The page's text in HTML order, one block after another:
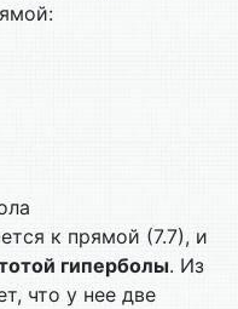
к прямой (7.7), и
гиперболы. Из
что у нее две